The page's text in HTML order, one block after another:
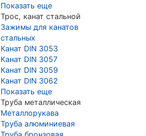
Показать еще
Трос, канат стальной
Зажимы для канатов
стальных
Канат DIN 3053
Канат DIN 3057
Канат DIN 3059
Канат DIN 3062
Показать еще
Труба металлическая
Металлорукава
Труба алюминиевая